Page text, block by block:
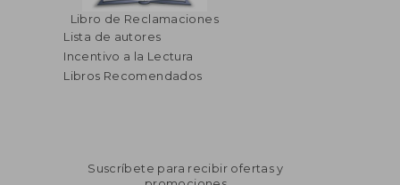
Libro de Reclamaciones
Lista de autores
Incentivo a la Lectura
Libros Recomendados
Suscríbete para recibir ofertas y